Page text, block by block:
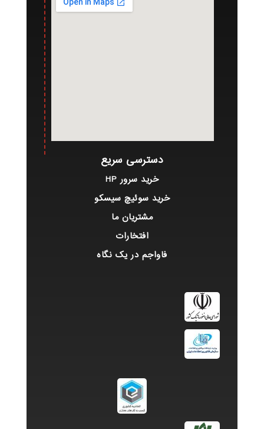
دسترسی سریع
خرید سرور HP
خرید سوئیچ سیسکو
مشتریان ما
افتخارات
فاواجم در یک نگاه